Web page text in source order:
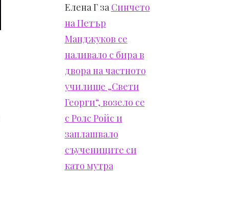
Елена Гза Синчето
на Петър
Манджуков се
наливало с бира в
двора на частното
училище „Свети
Георги“, возело се
с Ролс Ройс и
заплашвало
съучениците си
като мутра